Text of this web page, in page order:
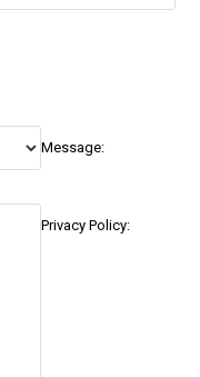
Message:
Privacy Policy: